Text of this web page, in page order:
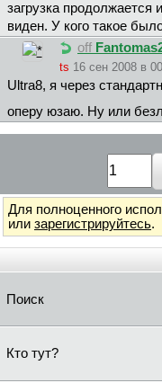
загрузка продолжается
виден. У кого такое
off
ts 16 сен 2008 в
Ultra8, я через
оперу юзаю. Ну или
Для полноценного
или зарегистрируйтесь.
Поиск
Кто тут?